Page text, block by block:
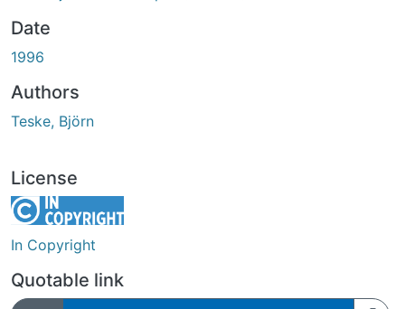
Date
1996
Authors
Teske, Björn
License
In Copyright
Quotable link